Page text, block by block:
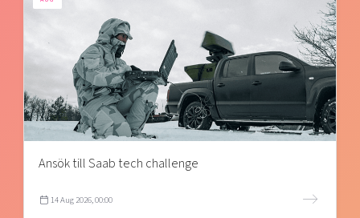
Ansök till Saab tech challenge
14 Aug 2026, 00:00